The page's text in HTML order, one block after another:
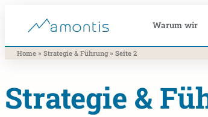
Warum wir
Home » Strategie & Führung» Seite 2
Strategie &